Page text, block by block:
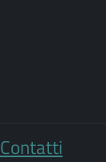
Contatti